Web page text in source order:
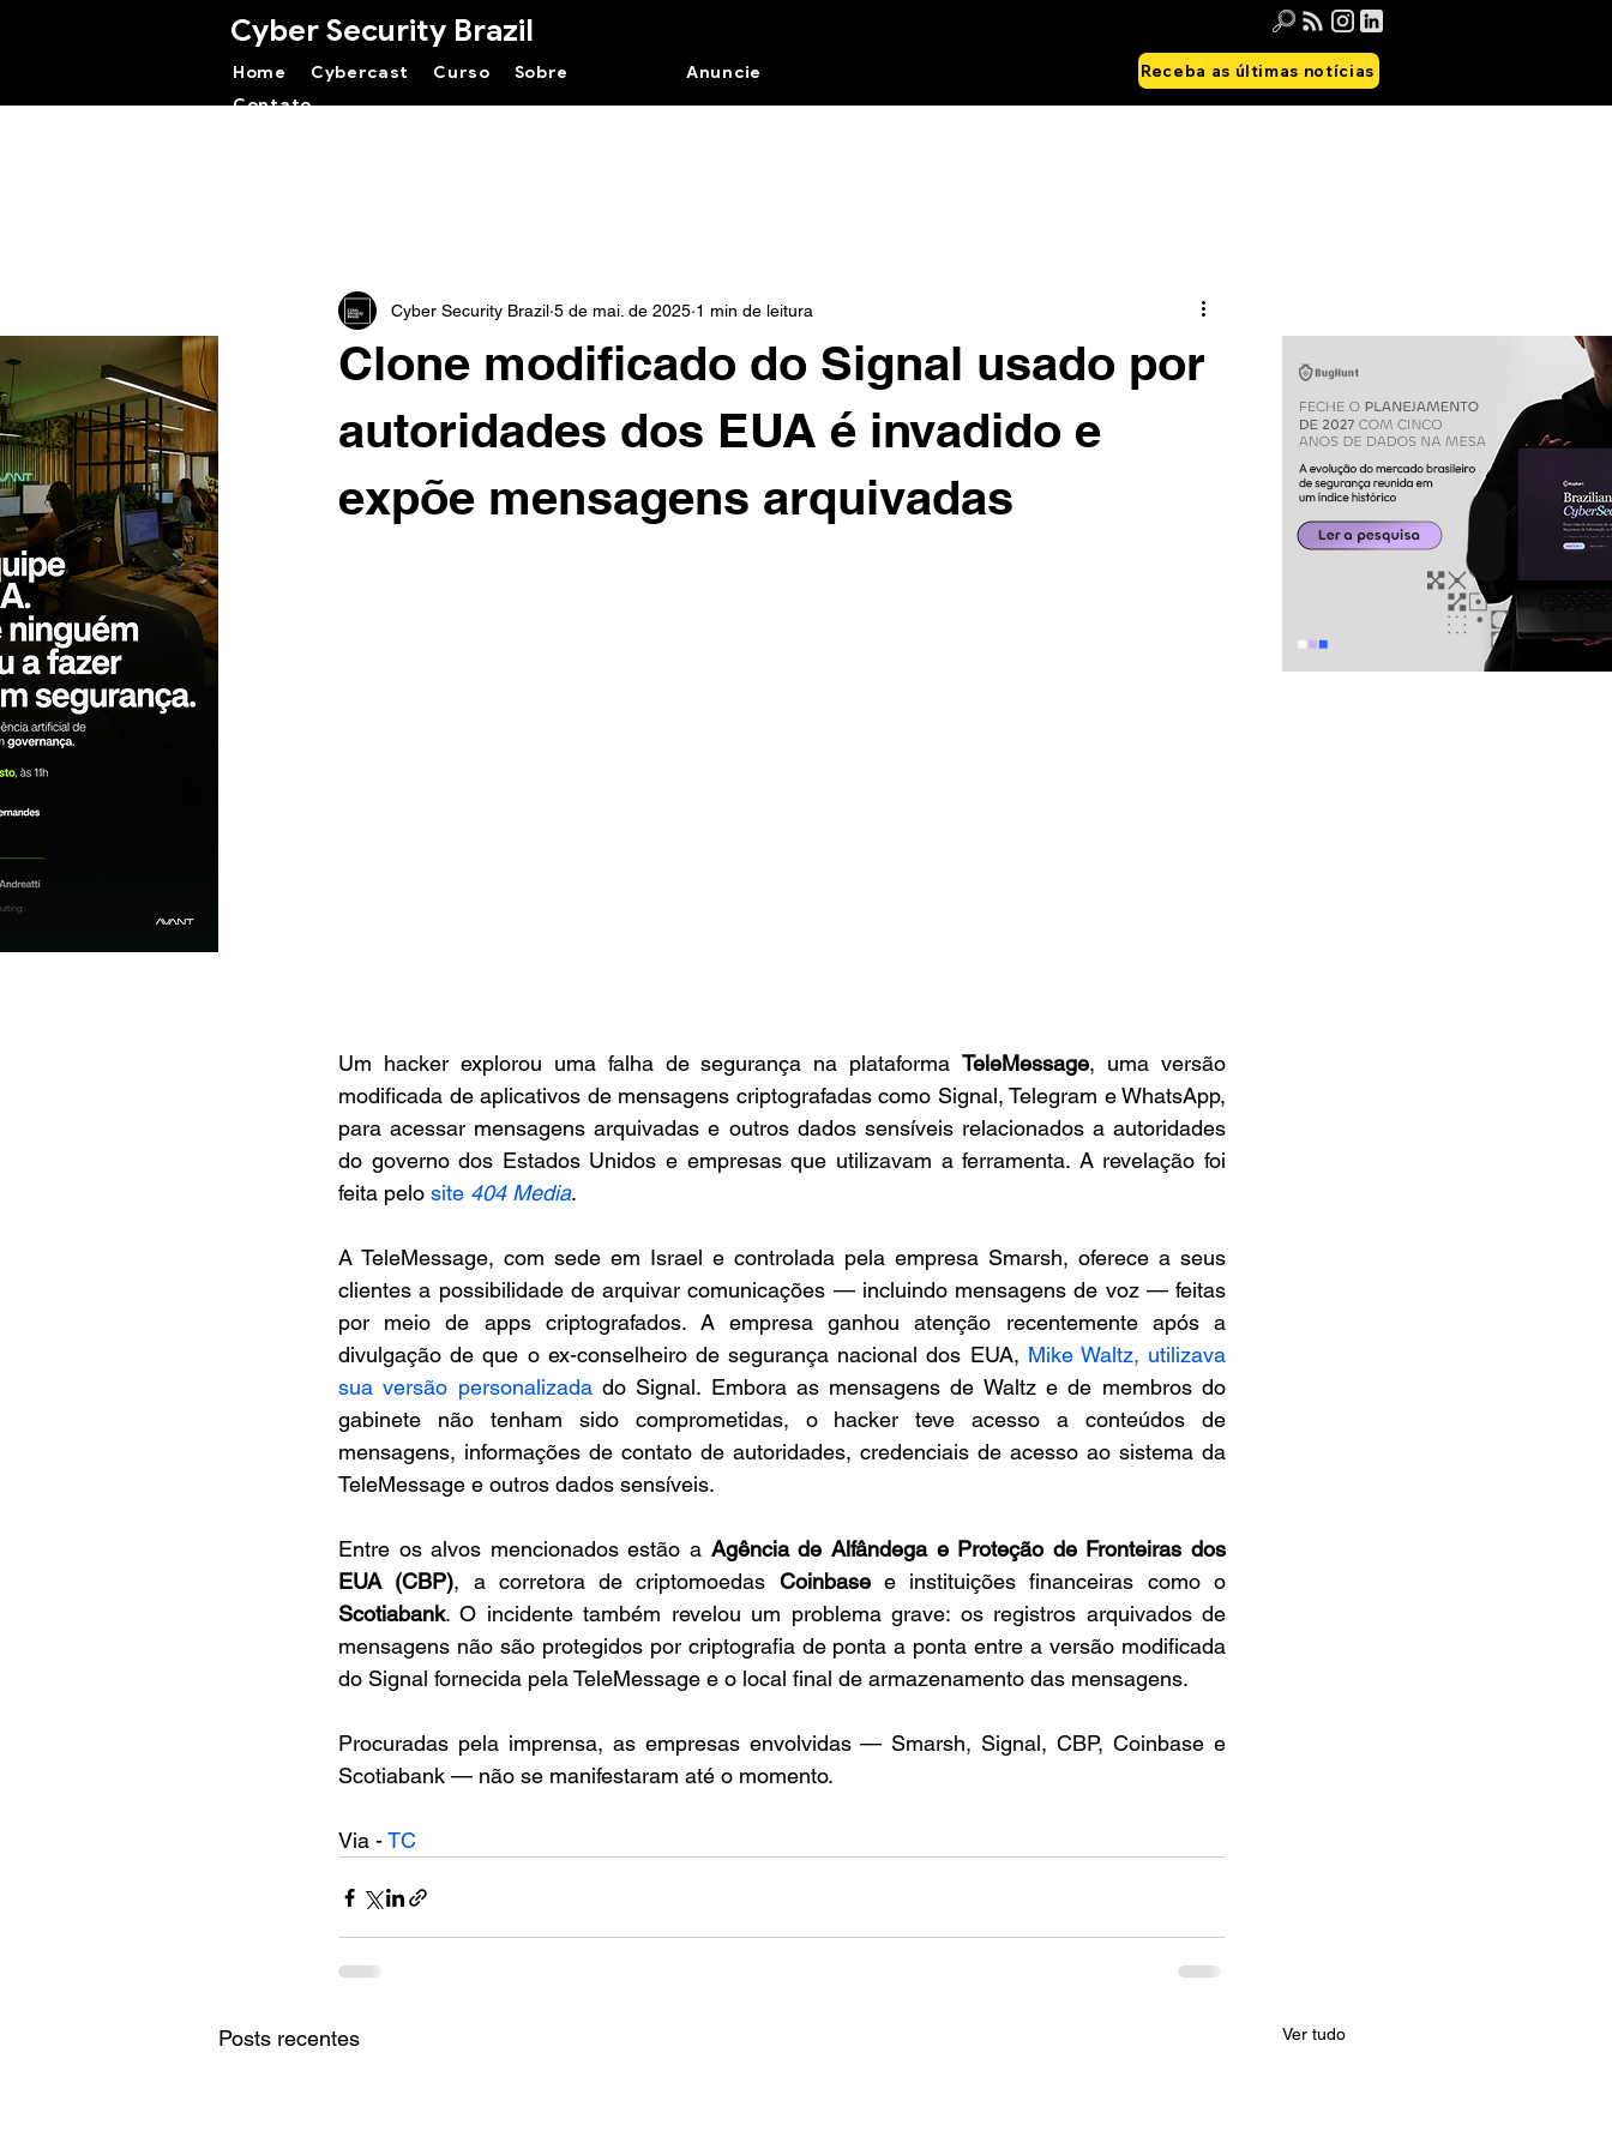
Cyber Security Brazil
Receba as últimas notícias
Anuncie
Home Cybercast Curso
Sobre
Contato
Clone modificado do Signal usado por
autoridades dos EUA é invadido e
expõe mensagens arquivadas
Cyber Security Brazil 5 de mai. de 2025 1 min de leitura
Um hacker explorou uma falha de segurança na plataforma TeleMessage, uma versão
modificada de aplicativos de mensagens criptografadas como Signal, Telegram e WhatsApp,
para acessar mensagens arquivadas e outros dados sensíveis relacionados a autoridades
do governo dos Estados Unidos e empresas que utilizavam a ferramenta. A revelação foi
feita pelo site 404 Media.
A TeleMessage, com sede em Israel e controlada pela empresa Smarsh, oferece a seus
clientes a possibilidade de arquivar comunicações — incluindo mensagens de voz — feitas
por meio de apps criptografados. A empresa ganhou atenção recentemente após a
divulgação de que o ex-conselheiro de segurança nacional dos EUA, Mike Waltz, utilizava
sua versão personalizada do Signal. Embora as mensagens de Waltz e de membros do
gabinete não tenham sido comprometidas, o hacker teve acesso a conteúdos de
mensagens, informações de contato de autoridades, credenciais de acesso ao sistema da
TeleMessage e outros dados sensíveis.
Entre os alvos mencionados estão a Agência de Alfândega e Proteção de Fronteiras dos
EUA (CBP), a corretora de criptomoedas Coinbase
Scotiabank. O incidente também revelou um problema grave: os registros arquivados de
mensagens não são protegidos por criptografia de ponta a ponta entre a versão modificada
do Signal fornecida pela TeleMessage e o local final de armazenamento das mensagens.
Procuradas pela imprensa, as empresas envolvidas — Smarsh, Signal, CBP, Coinbase e
Scotiabank — não se manifestaram até o momento.
Via - TC
Posts recentes Ver tudo